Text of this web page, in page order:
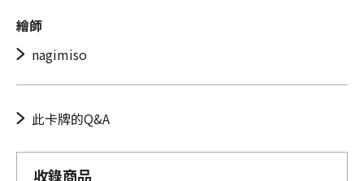
繪師
nagimiso
此卡牌的Q&A
收錄商品